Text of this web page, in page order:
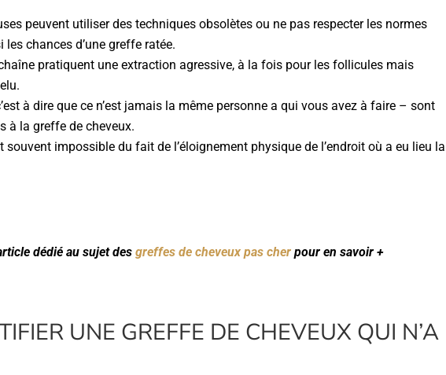
peuvent utiliser des techniques obsolètes ou ne pas respecter les normes
chances d’une greffe ratée.
pratiquent une extraction agressive, à la fois pour les follicules mais
à dire que ce n’est jamais la même personne a qui vous avez à faire – sont
à la greffe de cheveux.
impossible du fait de l’éloignement physique de l’endroit où a eu lieu la
dédié au sujet des greffes de cheveux pas cherpour en savoir +
UNE GREFFE DE CHEVEUX QUI N’A